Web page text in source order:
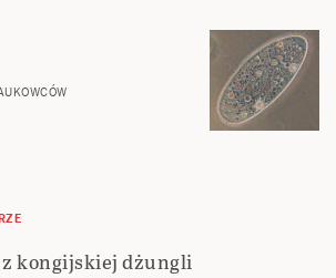
kongijskiej dżungli